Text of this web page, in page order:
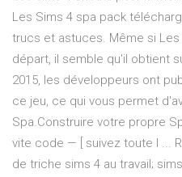
Les Sims 4 spa pack
trucs et astuces. Même si
départ, il semble qu'il obtient
2015, les développeurs ont
ce jeu, ce qui vous permet
Spa.Construire votre propre
vite code — [ suivez toute l ...
de triche sims 4 au travail;